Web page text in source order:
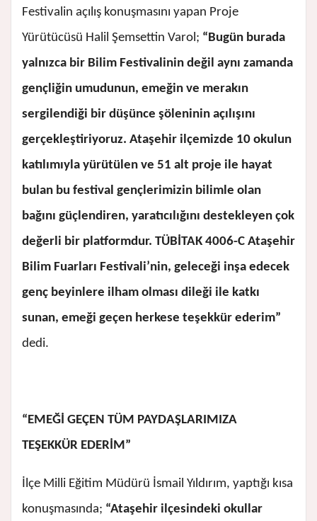
Festivalin açılış konuşmasını yapan Proje
Yürütücüsü Halil Şemsettin Varol; “Bugün burada
yalnızca bir Bilim Festivalinin değil aynı zamanda
gençliğin umudunun, emeğin ve merakın
sergilendiği bir düşünce şöleninin açılışını
gerçekleştiriyoruz. Ataşehir ilçemizde 10 okulun
katılımıyla yürütülen ve 51 alt proje ile hayat
bulan bu festival gençlerimizin bilimle olan
bağını güçlendiren, yaratıcılığını destekleyen çok
değerli bir platformdur. TÜBİTAK 4006-C Ataşehir
Bilim Fuarları Festivali’nin, geleceği inşa edecek
genç beyinlere ilham olması dileği ile katkı
sunan, emeği geçen herkese teşekkür ederim”
dedi.
“EMEĞİ GEÇEN TÜM PAYDAŞLARIMIZA
TEŞEKKÜR EDERİM”
İlçe Milli Eğitim Müdürü İsmail Yıldırım, yaptığı kısa
konuşmasında; “Ataşehir ilçesindeki okullar